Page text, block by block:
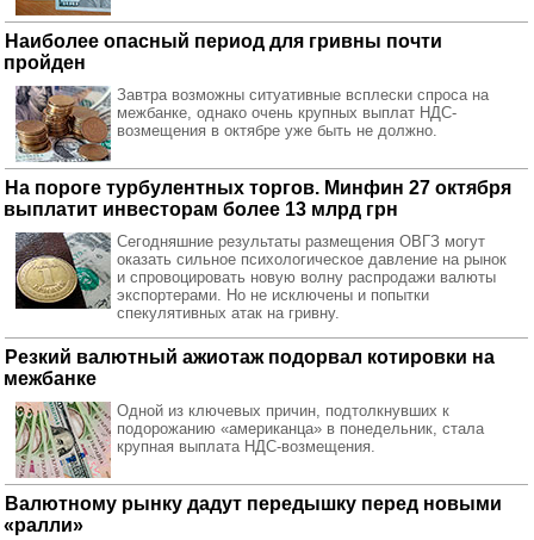
Наиболее опасный период для гривны почти
пройден
Завтра возможны ситуативные всплески спроса на
межбанке, однако очень крупных выплат НДС-
возмещения в октябре уже быть не должно.
На пороге турбулентных торгов. Минфин 27 октября
выплатит инвесторам более 13 млрд грн
Сегодняшние результаты размещения ОВГЗ могут
оказать сильное психологическое давление на рынок
и спровоцировать новую волну распродажи валюты
экспортерами. Но не исключены и попытки
спекулятивных атак на гривну.
Резкий валютный ажиотаж подорвал котировки на
межбанке
Одной из ключевых причин, подтолкнувших к
подорожанию «американца» в понедельник, стала
крупная выплата НДС-возмещения.
Валютному рынку дадут передышку перед новыми
«ралли»